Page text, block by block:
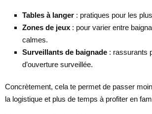
Tables à langer : pratiques pour les
Zones de jeux : pour varier entre
calmes.
Surveillants de baignade : rassurants
d’ouverture surveillée.
Concrètement, cela te permet de passer
la logistique et plus de temps à profiter en